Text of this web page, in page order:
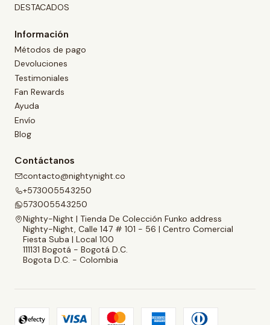
DESTACADOS
Información
Métodos de pago
Devoluciones
Testimoniales
Fan Rewards
Ayuda
Envío
Blog
Contáctanos
contacto@nightynight.co
+573005543250
573005543250
Nighty-Night | Tienda De Colección Funko address
Nighty-Night, Calle 147 # 101 - 56 | Centro Comercial
Fiesta Suba | Local 100
111131 Bogotá - Bogotá D.C.
Bogota D.C. - Colombia